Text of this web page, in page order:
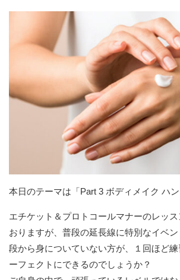
本日のテーマは「Part 3 ボディメイク ハン
エチケット＆プロトコールマナーのレッ
おりますが、普段の延長線に特別なイベ
段から身についていない方が、１回ほど
ーフェクトにできるのでしょうか？